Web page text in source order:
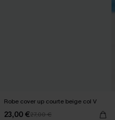
Robe cover up courte beige col V
23,00 €27,00 €